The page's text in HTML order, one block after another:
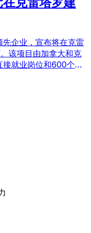
企业，宣布将在克雷
该项目由加拿大和克
就业岗位和600个间